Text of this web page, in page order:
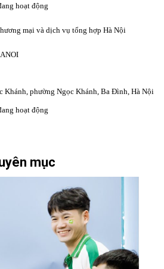
hoạt động
mại và dịch vụ tổng hợp Hà Nội
Khánh, phường Ngọc Khánh, Ba Đình, Hà Nội
hoạt động
mục